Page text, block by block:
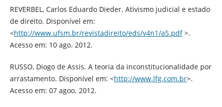
REVERBEL, Carlos Eduardo Dieder. Ativismo judicial e estado
de direito. Disponível em:
<http://www.ufsm.br/revistadireito/eds/v4n1/a5.pdf>.
Acesso em: 10 ago. 2012.
RUSSO, Diogo de Assis. A teoria da inconstitucionalidade por
arrastamento. Disponível em: <http://www.lfg.com.br>.
Acesso em: 07 agoo. 2012.